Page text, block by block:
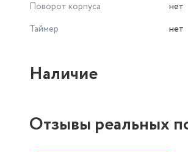
Поворот корпуса
нет
Таймер
нет
Наличие
Отзывы реальных